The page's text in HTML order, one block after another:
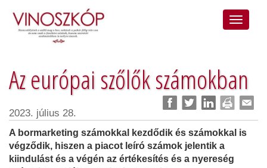
Az európai szőlők számokban
2023. július 28.
A bormarketing számokkal kezdődik és számokkal is
végződik, hiszen a piacot leíró számok jelentik a
kiindulást és a végén az értékesítés és a nyereség